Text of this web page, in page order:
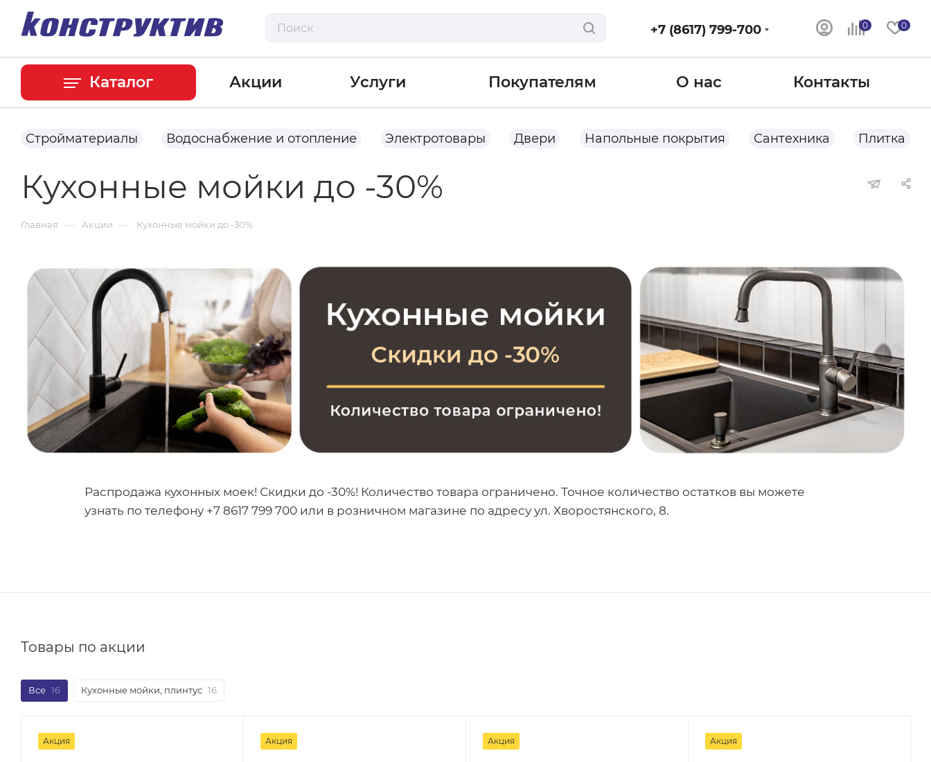
0 0
+7 (8617) 799-700
Каталог Акции Услуги Покупателям О нас Контакты
Стройматериалы Водоснабжение и отопление Электротовары Двери Напольные покрытия Сантехника Плитка
Кухонные мойки до -30%
Главная — Акции — Кухонные мойки до -30%
Распродажа кухонных моек! Скидки до -30%! Количество товара ограничено. Точное количество остатков вы можете
узнать по телефону +7 8617 799 700 или в розничном магазине по адресу ул. Хворостянского, 8.
Товары по акции
Все 16 Кухонные мойки, плинтус 16
Акция Акция Акция Акция